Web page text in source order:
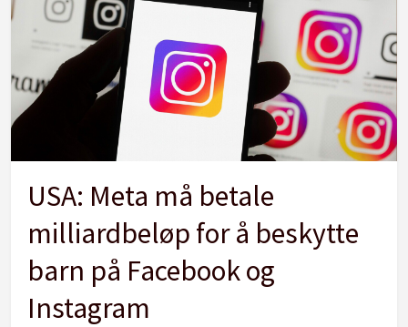
USA: Meta må betale
milliardbeløp for å beskytte
barn på Facebook og
Instagram